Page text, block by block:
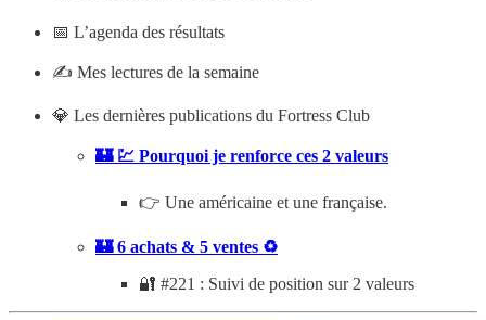
📅 L’agenda des résultats
✍️ Mes lectures de la semaine
💎 Les dernières publications du Fortress Club
🏰 💹 Pourquoi je renforce ces 2 valeurs
👉 Une américaine et une française.
🏰 6 achats & 5 ventes ♻️
🔐 #221 : Suivi de position sur 2 valeurs